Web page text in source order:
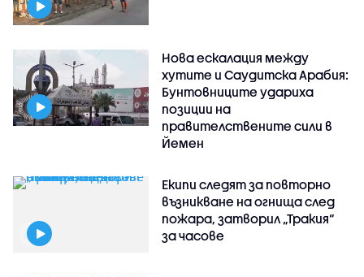
Нова ескалация между
хутите и Саудитска Арабия:
Бунтовниците удариха
позиции на
правителствените сили в
Йемен
Екипи следят за повторно
възникване на огнища след
пожара, затворил „Тракия“
за часове